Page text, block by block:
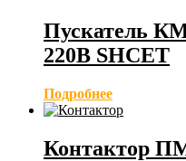
Пускатель
220В SHCET
Подробнее
Контактор